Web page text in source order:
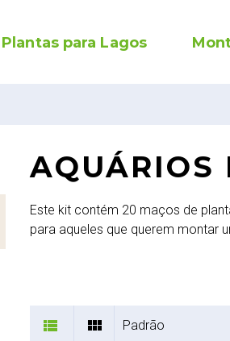
Plantas para Lagos
AQUÁRIOS
Este kit contém 20 maços de
para aqueles que querem montar
Padrão